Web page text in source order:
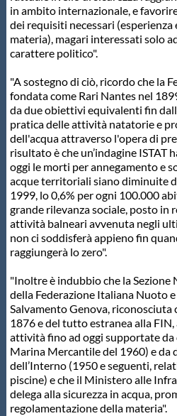
Mappa del sito
in ambito internazionale, e
dei requisiti necessari (esperienza
materia), magari interessati solo
carattere politico".
"A sostegno di ciò, ricordo che la
fondata come Rari Nantes nel
da due obiettivi equivalenti fin
pratica delle attività natatorie e
dell'acqua attraverso l'opera di
risultato è che un’indagine ISTAT
oggi le morti per annegamento e
acque territoriali siano diminuite
1999, lo 0,6% per ogni 100.000
grande rilevanza sociale, posto in
attività balneari avvenuta negli
non ci soddisferà appieno fin
raggiungerà lo zero".
"Inoltre è indubbio che la Sezione
della Federazione Italiana Nuoto
Salvamento Genova, riconosciuta
1876 e del tutto estranea alla
attività fino ad oggi supportate
Marina Mercantile del 1960) e da
dell’Interno (1950 e seguenti,
piscine) e che il Ministero alle
delega alla sicurezza in acqua,
regolamentazione della materia".